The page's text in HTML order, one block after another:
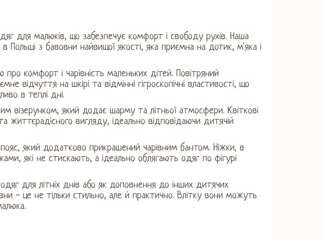
для малюків, що забезпечує комфорт і свободу рухів. Наша
Польщі з бавовни найвищої якості, яка приємна на дотик, м'яка і
про комфорт і чарівність маленьких дітей. Повітряний
відчуття на шкірі та відмінні гігроскопічні властивості, що
в теплі дні.
візерунком, який додає шарму та літньої атмосфери. Квіткові
вигляду, ідеально відповідаючи дитячій
який додатково прикрашений чарівним бантом. Ніжки, в
які не стискають, а ідеально облягають одяг по фігурі
для літніх днів або як доповнення до інших дитячих
- це не тільки стильно, але й практично. Влітку вони можуть